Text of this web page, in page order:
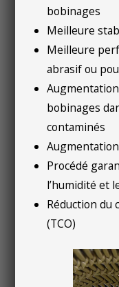
bobinages
Meilleure
Meilleure
abrasif ou
bobinages
contaminés
Procédé
l’humidité et
Réduction du
(TCO)